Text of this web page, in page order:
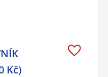
Kč)